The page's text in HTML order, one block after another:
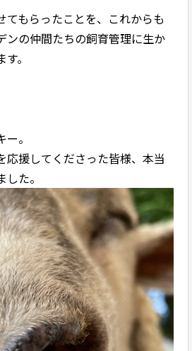
てもらったことを、これからも
ンの仲間たちの飼育管理に生か
。
。
応援してくださった皆様、本当
た。